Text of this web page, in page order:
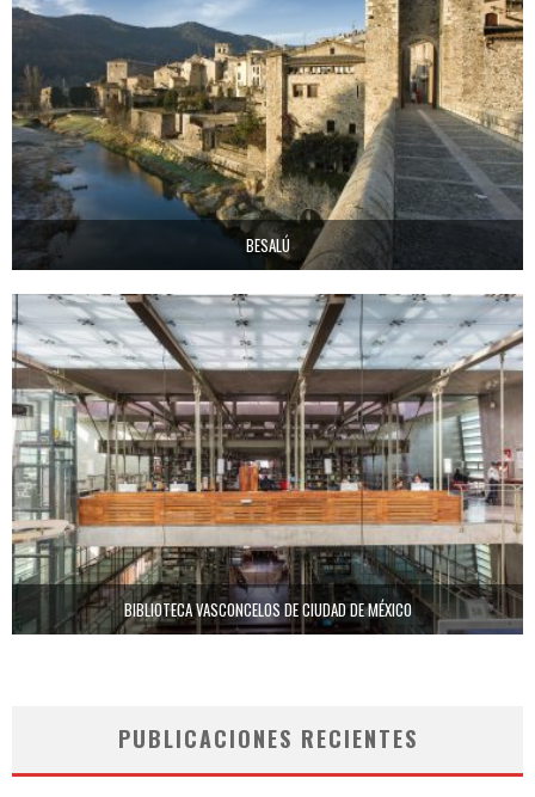
BESALÚ
BIBLIOTECA VASCONCELOS DE CIUDAD DE MÉXICO
PUBLICACIONES RECIENTES